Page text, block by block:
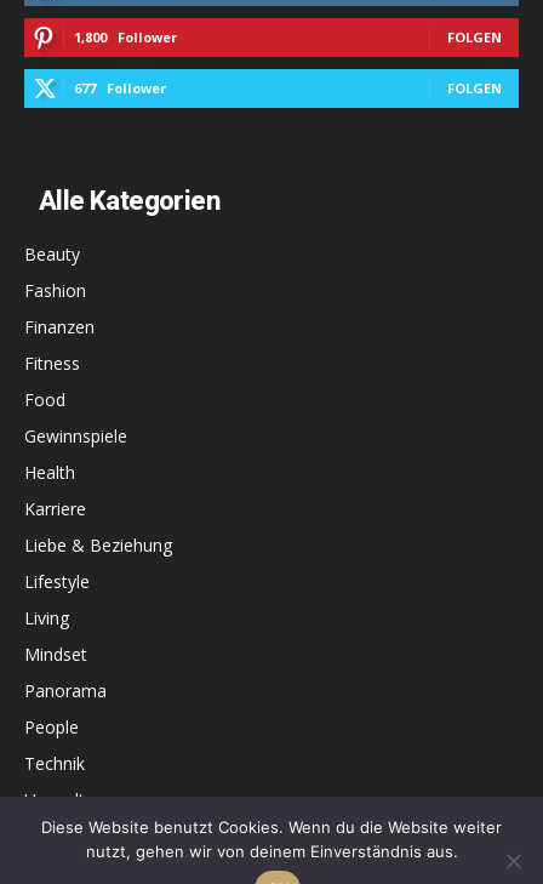
1,800 Follower FOLGEN
677 Follower FOLGEN
Alle Kategorien
Beauty
Fashion
Finanzen
Fitness
Food
Gewinnspiele
Health
Karriere
Liebe & Beziehung
Lifestyle
Living
Mindset
Panorama
People
Technik
Umwelt
Unterhaltung
Diese Website benutzt Cookies. Wenn du die Website weiter
nutzt, gehen wir von deinem Einverständnis aus.